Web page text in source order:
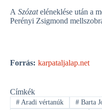
A Szózateléneklése után a
Perényi Zsigmond
Forrás: karpataljalap.net
Címkék
#Aradi vértanúk #Barta